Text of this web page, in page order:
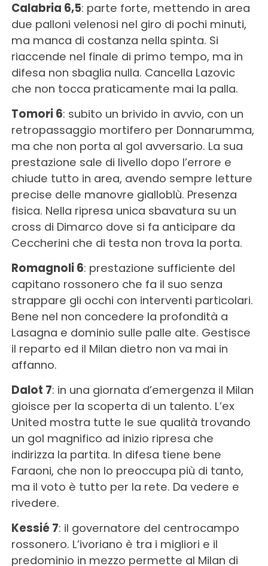
Calabria 6,5: parte forte, mettendo in area
due palloni velenosi nel giro di pochi minuti,
ma manca di costanza nella spinta. Si
riaccende nel finale di primo tempo, ma in
difesa non sbaglia nulla. Cancella Lazovic
che non tocca praticamente mai la palla.
Tomori 6: subito un brivido in avvio, con un
retropassaggio mortifero per Donnarumma,
ma che non porta al gol avversario. La sua
prestazione sale di livello dopo l’errore e
chiude tutto in area, avendo sempre letture
precise delle manovre gialloblù. Presenza
fisica. Nella ripresa unica sbavatura su un
cross di Dimarco dove si fa anticipare da
Ceccherini che di testa non trova la porta.
Romagnoli 6: prestazione sufficiente del
capitano rossonero che fa il suo senza
strappare gli occhi con interventi particolari.
Bene nel non concedere la profondità a
Lasagna e dominio sulle palle alte. Gestisce
il reparto ed il Milan dietro non va mai in
affanno.
Dalot 7: in una giornata d’emergenza il Milan
gioisce per la scoperta di un talento. L’ex
United mostra tutte le sue qualità trovando
un gol magnifico ad inizio ripresa che
indirizza la partita. In difesa tiene bene
Faraoni, che non lo preoccupa più di tanto,
ma il voto è tutto per la rete. Da vedere e
rivedere.
Kessié 7: il governatore del centrocampo
rossonero. L’ivoriano è tra i migliori e il
predominio in mezzo permette al Milan di